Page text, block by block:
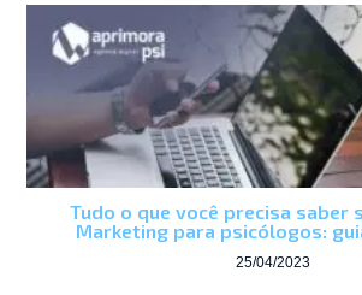
Tudo o que você precisa saber
Marketing para psicólogos:
25/04/2023